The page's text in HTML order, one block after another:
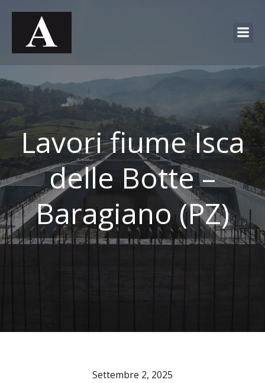
Lavori fiume Isca
delle Botte –
Baragiano (PZ)
Settembre 2, 2025